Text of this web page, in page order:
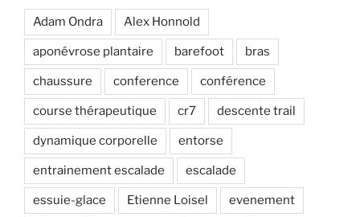
Adam Ondra Alex Honnold
aponévrose plantaire barefoot bras
chaussure conference conférence
course thérapeutique cr7 descente trail
dynamique corporelle entorse
entrainement escalade escalade
essuie-glace Etienne Loisel evenement